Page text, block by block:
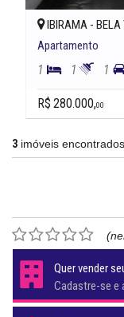
IBIRAMA - BELA
Apartamento
1 1 1
R$ 280.000,00
3 imóveis encontrados
Quer vender
Cadastre-se e